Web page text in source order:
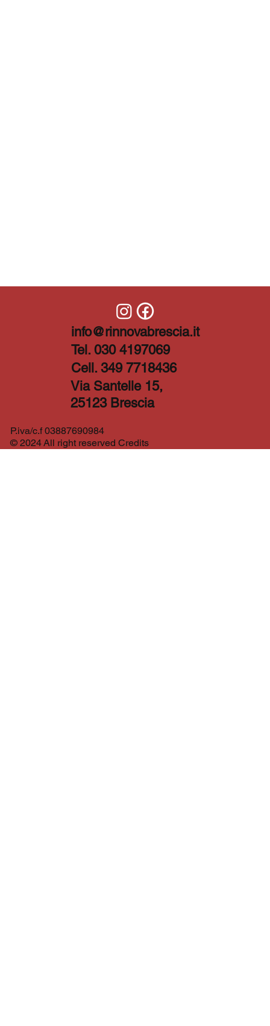
P.iva/c.f 03887690984
© 2024 All right reserved Credits
info@rinnovabrescia.it
Tel. 030 4197069
Cell. 349 7718436
Via Santelle 15,
25123 Brescia